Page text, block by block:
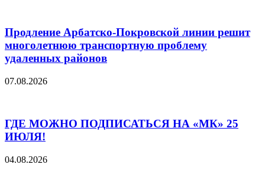
Продление Арбатско-Покровской линии решит
многолетнюю транспортную проблему
удаленных районов
07.08.2026
ГДЕ МОЖНО ПОДПИСАТЬСЯ НА «МК» 25
ИЮЛЯ!
04.08.2026